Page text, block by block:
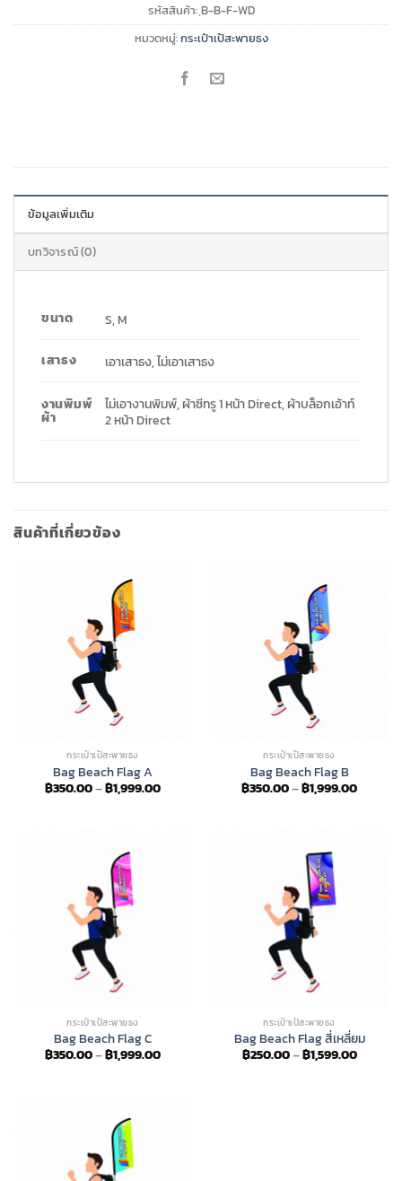
รหัสสินค้า: ฺB-B-F-WD
หมวดหมู่:กระเป๋าเป้สะพายธง
ข้อมูลเพิ่มเติม
บทวิจารณ์ (0)
ขนาด S, M
เสาธง เอาเสาธง, ไม่เอาเสาธง
งานพิมพ์
ผ้า
ไม่เอางานพิมพ์, ผ้าซีทรู 1 หน้า Direct, ผ้าบล็อกเอ้าท์
2 หน้า Direct
สินค้าที่เกี่ยวข้อง
กระเป๋าเป้สะพายธง
Bag Beach Flag A
฿350.00–฿1,999.00Price
กระเป๋าเป้สะพายธง
Bag Beach Flag B
฿350.00–฿1,999.00Price
กระเป๋าเป้สะพายธง
Bag Beach Flag C
฿350.00–฿1,999.00Price
กระเป๋าเป้สะพายธง
Bag Beach Flag สี่เหลี่ยม
฿250.00–฿1,599.00Price